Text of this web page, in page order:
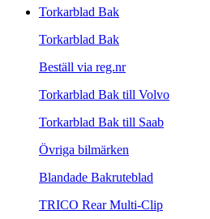
Torkarblad Bak
Torkarblad Bak
Beställ via reg.nr
Torkarblad Bak till Volvo
Torkarblad Bak till Saab
Övriga bilmärken
Blandade Bakruteblad
TRICO Rear Multi-Clip